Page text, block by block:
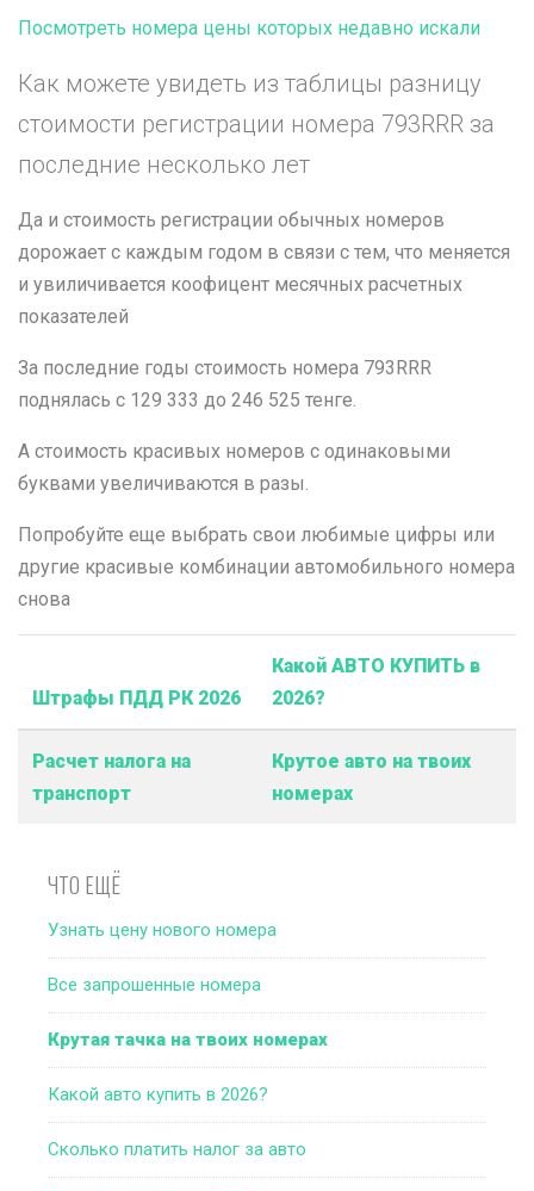
Посмотреть номера цены которых недавно искали
Как можете увидеть из таблицы разницу
стоимости регистрации номера 793RRR за
последние несколько лет
Да и стоимость регистрации обычных номеров
дорожает с каждым годом в связи с тем, что меняется
и увиличивается коофицент месячных расчетных
показателей
За последние годы стоимость номера 793RRR
поднялась с 129 333 до 246 525 тенге.
А стоимость красивых номеров с одинаковыми
буквами увеличиваются в разы.
Попробуйте еще выбрать свои любимые цифры или
другие красивые комбинации автомобильного номера
снова
Штрафы ПДД РК 2026
Какой АВТО КУПИТЬ в
2026?
Расчет налога на
транспорт
Крутое авто на твоих
номерах
ЧТО ЕЩЁ
Узнать цену нового номера
Все запрошенные номера
Крутая тачка на твоих номерах
Какой авто купить в 2026?
Сколько платить налог за авто